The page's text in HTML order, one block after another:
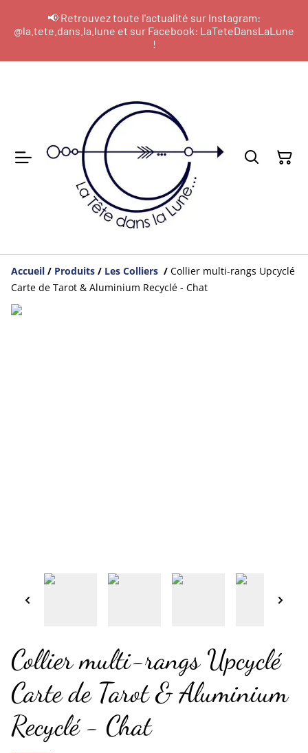
📢 Retrouvez toute l'actualité sur Instagram:
@la.tete.dans.la.lune et sur Facebook: LaTeteDansLaLune
!
Accueil / Produits / Les Colliers / Collier multi-rangs Upcyclé
Carte de Tarot & Aluminium Recyclé - Chat
Collier multi-rangs Upcyclé
Carte de Tarot & Aluminium
Recyclé - Chat